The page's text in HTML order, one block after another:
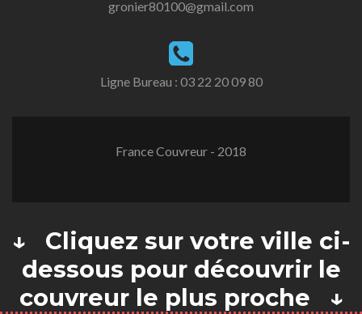
gronier80100@gmail.com
Ligne Bureau : 03 22 20 09 80
France Couvreur - 2018
↓ Cliquez sur votre ville ci-
dessous pour découvrir le
couvreur le plus proche ↓